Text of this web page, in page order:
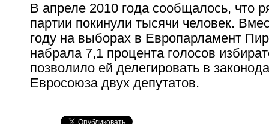
В апреле 2010 года сообщалось, что
партии покинули тысячи человек.
году на выборах в Европарламент
набрала 7,1 процента голосов
позволило ей делегировать в
Евросоюза двух депутатов.